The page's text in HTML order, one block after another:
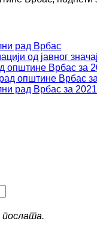
рад Врбас
од јавног
општине Врбас за
општине Врбас
рад Врбас за
послата.